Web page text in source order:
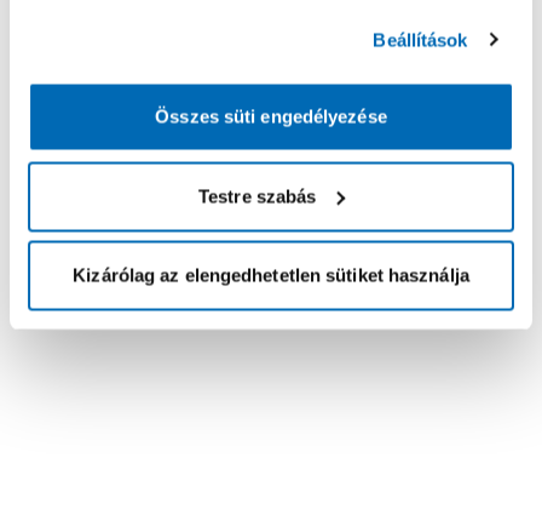
Beállítások
Összes süti engedélyezése
Testre szabás
Kizárólag az elengedhetetlen sütiket használja